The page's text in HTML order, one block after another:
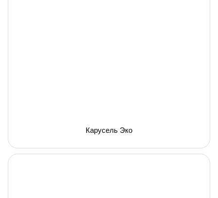
Карусель Эко